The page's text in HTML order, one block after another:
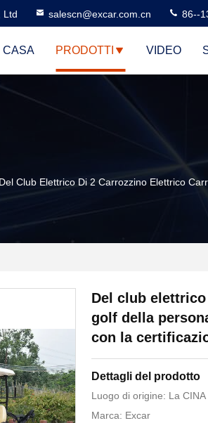
Ltd salescn@excar.com.cn 86--
CASA PRODOTTI VIDEO
Del Club Elettrico Di 2 Carrozzino Elettrico
Del club
golf della
con la
Dettagli del prodotto
Luogo di origine: La CINA
Marca: Excar